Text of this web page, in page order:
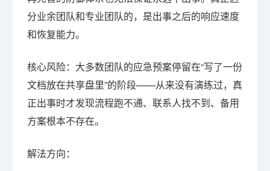
分业余团队和专业团队的，是出事之后的响应速度
和恢复能力。
核心风险：大多数团队的应急预案停留在“写了一份
文档放在共享盘里”的阶段——从来没有演练过，真
正出事时才发现流程跑不通、联系人找不到、备用
方案根本不存在。
解法方向：